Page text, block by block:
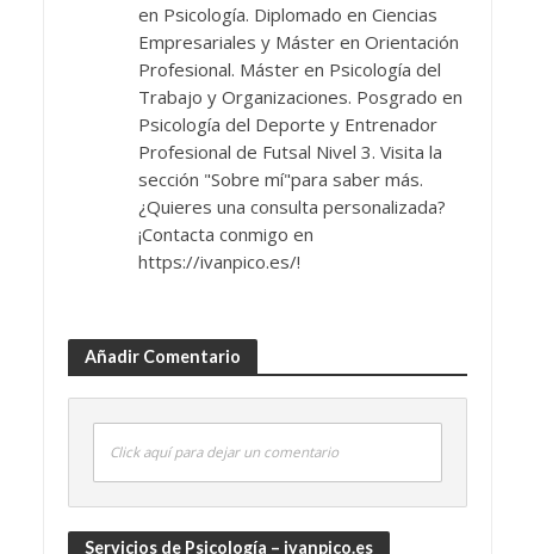
en Psicología. Diplomado en Ciencias
Empresariales y Máster en Orientación
Profesional. Máster en Psicología del
Trabajo y Organizaciones. Posgrado en
Psicología del Deporte y Entrenador
Profesional de Futsal Nivel 3. Visita la
sección "Sobre mí"para saber más.
¿Quieres una consulta personalizada?
¡Contacta conmigo en
https://ivanpico.es/!
Añadir Comentario
Click aquí para dejar un comentario
Servicios de Psicología – ivanpico.es